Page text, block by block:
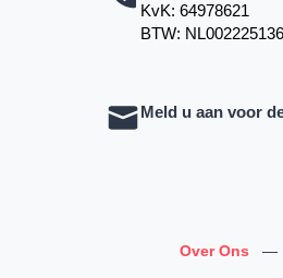
KvK: 64978621
BTW:
Meld u aan voor
Over Ons —